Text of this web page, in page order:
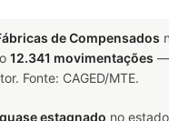
de Compensados
12.341 movimentações —
Fonte: CAGED/MTE.
estagnado no